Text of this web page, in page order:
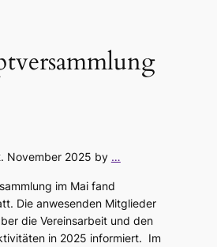
November 2025 by …
im Mai fand
Die anwesenden Mitglieder
die Vereinsarbeit und den
in 2025 informiert. Im